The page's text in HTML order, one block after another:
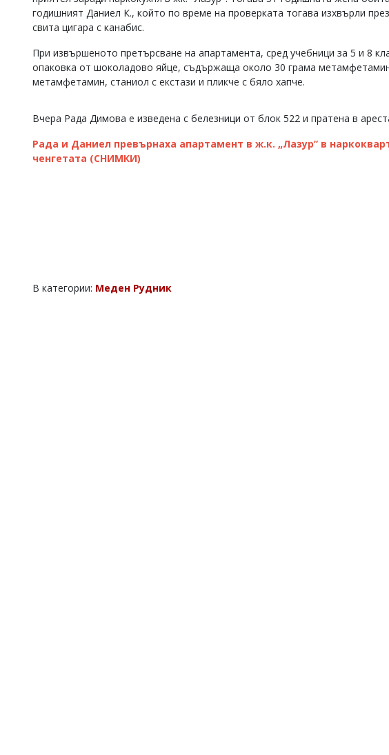
Коментарите
въвеждат
читателите
редакцията
отговорност
годишният Даниел К., който по време на проверката тогава изхвърли
свита цигара с канабис.
При извършеното претърсване на апартамента, сред учебници за 5 и 8
опаковка от шоколадово яйце, съдържаща около 30 грама
метамфетамин, станиол с екстази и пликче с бяло хапче.
Вчера Рада Димова е изведена с белезници от блок 522 и пратена в
Рада и Даниел превърнаха апартамент в ж.к. „Лазур” в
ченгетата (СНИМКИ)
В категории: Меден Рудник